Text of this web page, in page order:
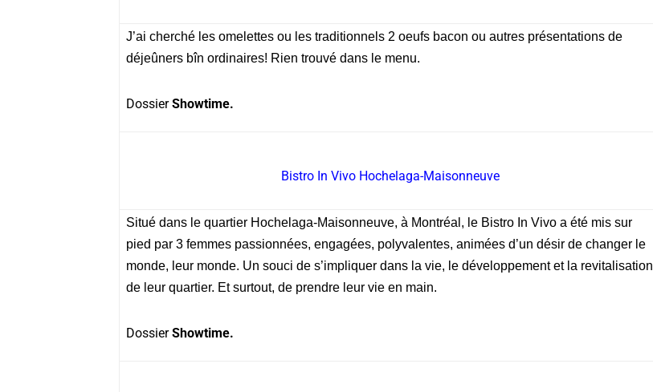
J’ai cherché les omelettes ou les traditionnels 2 oeufs bacon ou autres présentations de
déjeûners bîn ordinaires! Rien trouvé dans le menu.
DossierShowtime.
Bistro In Vivo Hochelaga-Maisonneuve
Situé dans le quartier Hochelaga-Maisonneuve, à Montréal, le Bistro In Vivo a été mis sur
pied par 3 femmes passionnées, engagées, polyvalentes, animées d’un désir de changer le
monde, leur monde. Un souci de s’impliquer dans la vie, le développement et la revitalisation
de leur quartier. Et surtout, de prendre leur vie en main.
DossierShowtime.